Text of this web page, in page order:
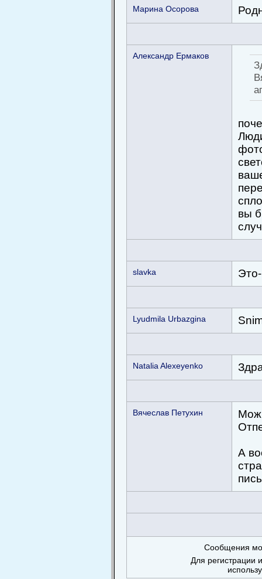
Марина Осорова
Александр Ермаков
вы
slavka
Lyudmila Urbazgina
Natalia Alexeyenko
Вячеслав Петухин
А
Сообщения
Для регистрации